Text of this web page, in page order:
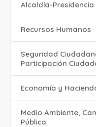
Alcaldía-Presidencia
Recursos Humanos
Seguridad
Participación
Economía y
Medio Ambiente,
Pública